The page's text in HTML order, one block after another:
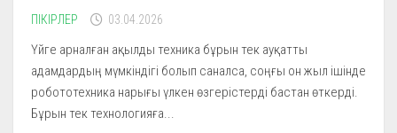
ПІКІРЛЕР 03.04.2026
Үйге арналған ақылды техника бұрын тек ауқатты
адамдардың мүмкіндігі болып саналса, соңғы он жыл ішінде
робототехника нарығы үлкен өзгерістерді бастан өткерді.
Бұрын тек технологияға...